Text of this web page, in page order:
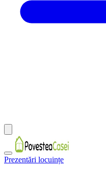
Prezentări locuințe